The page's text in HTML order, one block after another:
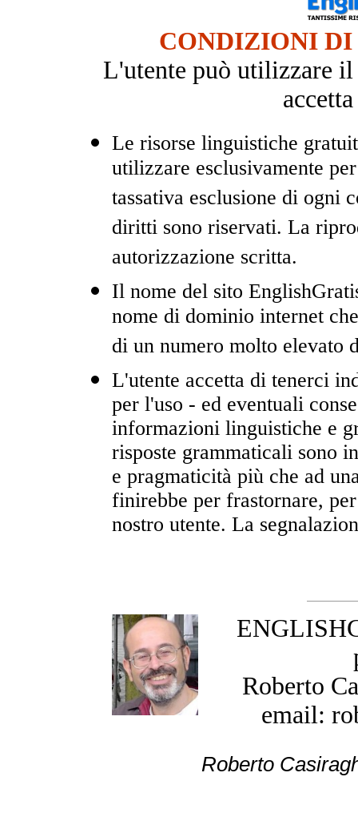
CONDIZIONI DI
L'utente può utilizzare il
Le risorse linguistiche
utilizzare esclusivamente
tassativa esclusione di ogni
diritti sono riservati. La
autorizzazione scritta.
Il nome del sito
nome di dominio internet
di un numero molto elevato
L'utente accetta di tenerci
per l'uso - ed eventuali
informazioni linguistiche e
risposte grammaticali sono
e pragmaticità più che ad
finirebbe per frastornare,
nostro utente. La
Roberto
email:
Roberto